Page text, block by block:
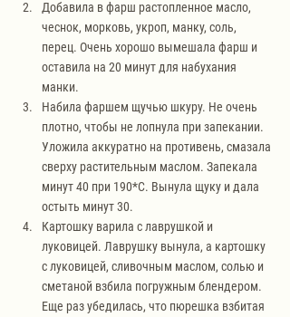
Добавила в фарш растопленное масло,
чеснок, морковь, укроп, манку, соль,
перец. Очень хорошо вымешала фарш и
оставила на 20 минут для набухания
манки.
Набила фаршем щучью шкуру. Не очень
плотно, чтобы не лопнула при запекании.
Уложила аккуратно на противень, смазала
сверху растительным маслом. Запекала
минут 40 при 190*С. Вынула щуку и дала
остыть минут 30.
Картошку варила с лаврушкой и
луковицей. Лаврушку вынула, а картошку
с луковицей, сливочным маслом, солью и
сметаной взбила погружным блендером.
Еще раз убедилась, что пюрешка взбитая